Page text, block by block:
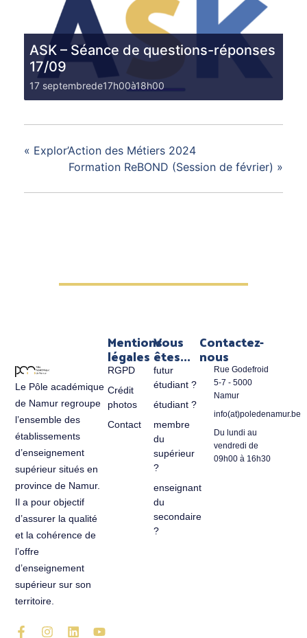
ASK – Séance de questions-réponses
17/09
17 septembrede17h00à18h00
« Explor’Action des Métiers 2024
Formation ReBOND (Session de février) »
Le Pôle académique
de Namur regroupe
l’ensemble des
établissements
d’enseignement
supérieur situés en
province de Namur.
Il a pour objectif
d’assurer la qualité
et la cohérence de
l’offre
d’enseignement
supérieur sur son
territoire.
Vous
êtes...
futur
étudiant ?
étudiant ?
membre
du
supérieur
?
enseignant
du
secondaire
?
Mentions
légales
RGPD
Crédit
photos
Contact
Contactez-
nous
Rue Godefroid
5-7 - 5000
Namur
info(at)poledenamur.be
Du lundi au
vendredi de
09h00 à 16h30